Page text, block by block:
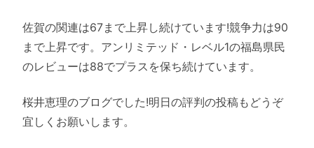
佐賀の関連は67まで上昇し続けています!競争力は90
まで上昇です。アンリミテッド・レベル1の福島県民
のレビューは88でプラスを保ち続けています。
桜井恵理のブログでした!明日の評判の投稿もどうぞ
宜しくお願いします。